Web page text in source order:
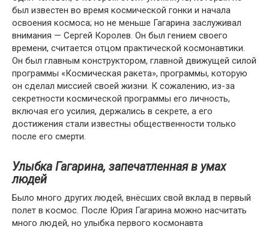
был известен во время космической гонки и начала
освоения космоса; но не меньше Гагарина заслуживал
внимания — Сергей Королев. Он был гением своего
времени, считается отцом практической космонавтики.
Он был главным конструктором, главной движущей силой
программы «Космическая ракета», программы, которую
он сделал миссией своей жизни. К сожалению, из-за
секретности космической программы его личность,
включая его усилия, держались в секрете, а его
достижения стали известны общественности только
после его смерти.
Улыбка Гагарина, запечатленная в умах
людей
Было много других людей, внёсших свой вклад в первый
полет в космос. После Юрия Гагарина можно насчитать
много людей, но улыбка первого космонавта